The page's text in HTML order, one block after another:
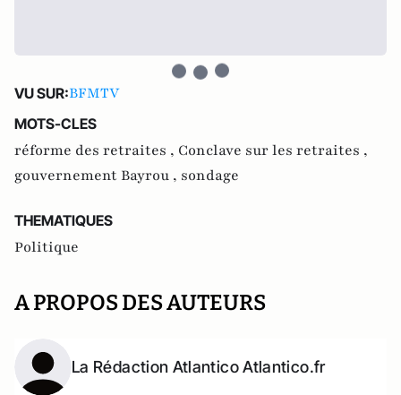
VU SUR:BFMTV
MOTS-CLES
réforme des retraites , Conclave sur les retraites ,
gouvernement Bayrou , sondage
THEMATIQUES
Politique
A PROPOS DES AUTEURS
La Rédaction Atlantico Atlantico.fr